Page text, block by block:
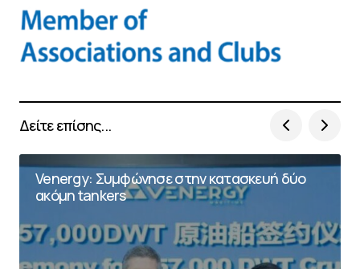
Δείτε επίσης...
Venergy: Συμφώνησε στην κατασκευή δύο
ακόμη tankers